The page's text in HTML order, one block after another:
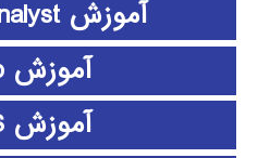
آموزش Frontier Analyst
آموزش github
آموزش HFSS